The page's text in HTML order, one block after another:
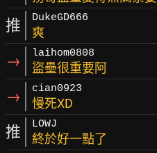
推 DukeGD666
爽
→ laihom0808
盜壘很重要阿
→ cian0923
慢死XD
推 LOWJ
終於好一點了